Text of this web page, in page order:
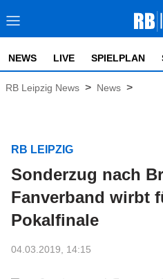
NEWS LIVE SPIELPLAN
RB Leipzig News > News >
RB LEIPZIG
Sonderzug nach
Fanverband wirbt
Pokalfinale
04.03.2019, 14:15